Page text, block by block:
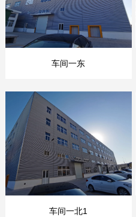
车间一东
车间一北1